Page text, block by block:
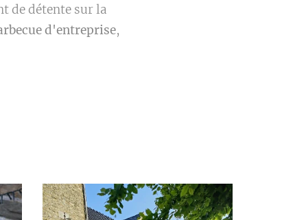
de détente sur la
d'entreprise,